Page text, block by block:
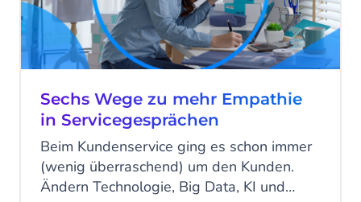
Sechs Wege zu mehr Empathie
in Servicegesprächen
Beim Kundenservice ging es schon immer
(wenig überraschend) um den Kunden.
Ändern Technologie, Big Data, KI und